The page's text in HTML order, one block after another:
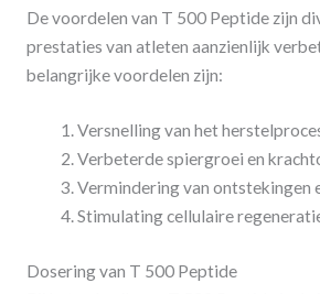
De voordelen van T 500 Peptide zijn
prestaties van atleten aanzienlijk
belangrijke voordelen zijn:
Versnelling van het
Verbeterde spiergroei en
Vermindering van ontstekingen
Stimulating cellulaire
Dosering van T 500 Peptide